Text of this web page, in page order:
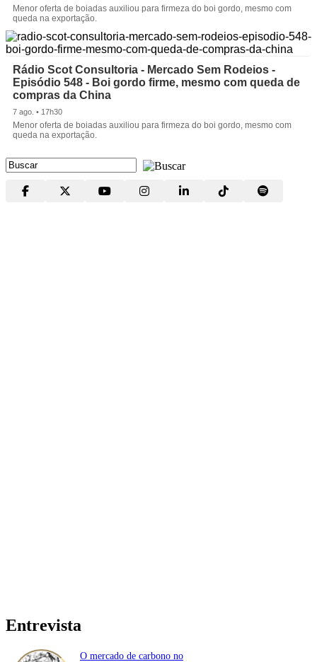
Menor oferta de boiadas auxiliou para firmeza do boi gordo, mesmo com
queda na exportação.
Rádio Scot Consultoria - Mercado Sem Rodeios -
Episódio 548 - Boi gordo firme, mesmo com queda de
compras da China
7 ago. • 17h30
Menor oferta de boiadas auxiliou para firmeza do boi gordo, mesmo com
queda na exportação.
Entrevista
O mercado de carbono no